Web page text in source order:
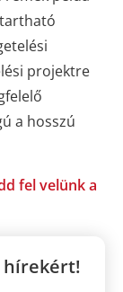
projektre
a hosszú
fel velünk a
hírekért!